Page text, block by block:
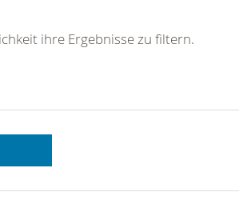
ihre Ergebnisse zu filtern.